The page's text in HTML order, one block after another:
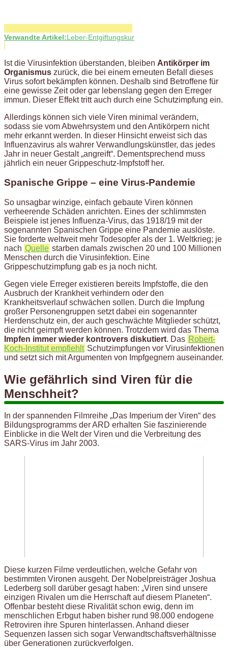
Verwandte Artikel:Leber-Entgiftungskur
Ist die Virusinfektion überstanden, bleiben Antikörper im
Organismus zurück, die bei einem erneuten Befall dieses
Virus sofort bekämpfen können. Deshalb sind Betroffene für
eine gewisse Zeit oder gar lebenslang gegen den Erreger
immun. Dieser Effekt tritt auch durch eine Schutzimpfung ein.
Allerdings können sich viele Viren minimal verändern,
sodass sie vom Abwehrsystem und den Antikörpern nicht
mehr erkannt werden. In dieser Hinsicht erweist sich das
Influenzavirus als wahrer Verwandlungskünstler, das jedes
Jahr in neuer Gestalt „angreift“. Dementsprechend muss
jährlich ein neuer Grippeschutz-Impfstoff her.
Spanische Grippe – eine Virus-Pandemie
So unsagbar winzige, einfach gebaute Viren können
verheerende Schäden anrichten. Eines der schlimmsten
Beispiele ist jenes Influenza-Virus, das 1918/19 mit der
sogenannten Spanischen Grippe eine Pandemie auslöste.
Sie forderte weltweit mehr Todesopfer als der 1. Weltkrieg; je
nach Quelle starben damals zwischen 20 und 100 Millionen
Menschen durch die Virusinfektion. Eine
Grippeschutzimpfung gab es ja noch nicht.
Gegen viele Erreger existieren bereits Impfstoffe, die den
Ausbruch der Krankheit verhindern oder den
Krankheitsverlauf schwächen sollen. Durch die Impfung
großer Personengruppen setzt dabei ein sogenannter
Herdenschutz ein, der auch geschwächte Mitglieder schützt,
die nicht geimpft werden können. Trotzdem wird das Thema
Impfen immer wieder kontrovers diskutiert. Das Robert-
Koch-Institut empfiehlt Schutzimpfungen vor Virusinfektionen
und setzt sich mit Argumenten von Impfgegnern auseinander.
Wie gefährlich sind Viren für die
Menschheit?
In der spannenden Filmreihe „Das Imperium der Viren“ des
Bildungsprogramms der ARD erhalten Sie faszinierende
Einblicke in die Welt der Viren und die Verbreitung des
SARS-Virus im Jahr 2003.
Diese kurzen Filme verdeutlichen, welche Gefahr von
bestimmten Vironen ausgeht. Der Nobelpreisträger Joshua
Lederberg soll darüber gesagt haben: „Viren sind unsere
einzigen Rivalen um die Herrschaft auf diesem Planeten“.
Offenbar besteht diese Rivalität schon ewig, denn im
menschlichen Erbgut haben bisher rund 98.000 endogene
Retroviren ihre Spuren hinterlassen. Anhand dieser
Sequenzen lassen sich sogar Verwandtschaftsverhältnisse
über Generationen zurückverfolgen.